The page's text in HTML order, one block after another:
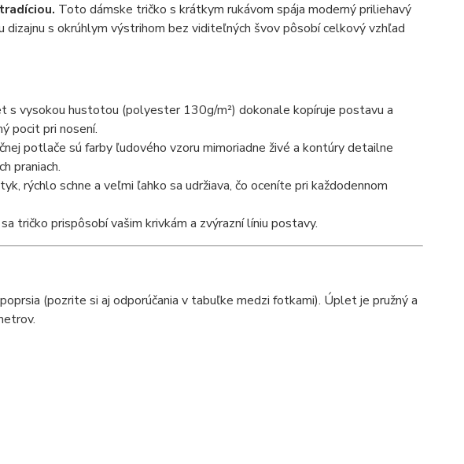
Toto dámske tričko s krátkym rukávom spája moderný priliehavý
s okrúhlym výstrihom bez viditeľných švov pôsobí celkový vzhľad
s vysokou hustotou (polyester 130g/m²) dokonale kopíruje postavu a
pocit pri nosení.
potlače sú farby ľudového vzoru mimoriadne živé a kontúry detailne
praniach.
rýchlo schne a veľmi ľahko sa udržiava, čo oceníte pri každodennom
tričko prispôsobí vašim krivkám a zvýrazní líniu postavy.
(pozrite si aj odporúčania v tabuľke medzi fotkami). Úplet je pružný a